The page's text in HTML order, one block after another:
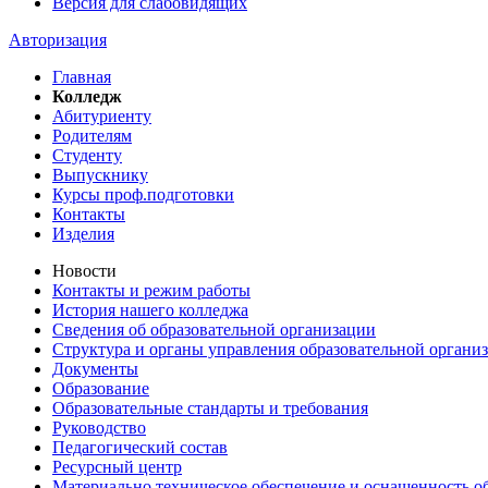
Авторизация
Главная
Колледж
Абитуриенту
Родителям
Студенту
Выпускнику
Курсы проф.подготовки
Контакты
Изделия
Новости
Контакты и режим работы
История нашего колледжа
Сведения об образовательной организации
Структура и органы управления образовательной
Документы
Образование
Образовательные стандарты и требования
Руководство
Педагогический состав
Ресурсный центр